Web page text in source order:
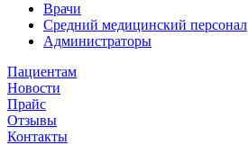
Врачи
Средний медицинский персонал
Администраторы
Пациентам
Новости
Прайс
Отзывы
Контакты